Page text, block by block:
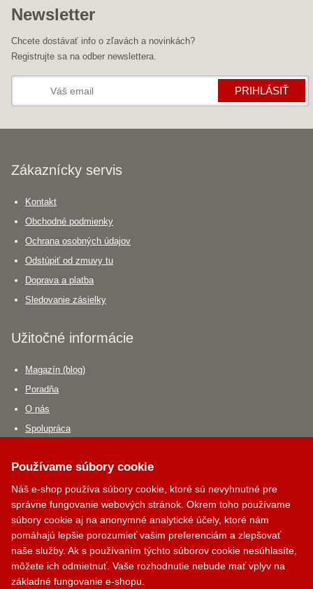
Newsletter
Chcete dostávať info o zľavách a novinkách?
Registrujte sa na odber newslettera.
PRIHLÁSIŤ
Zákaznícky servis
Kontakt
Obchodné podmienky
Ochrana osobných údajov
Odstúpiť od zmuvy tu
Doprava a platba
Sledovanie zásielky
Užitočné informácie
Magazín (blog)
Poradňa
O nás
Spolupráca
Poradňa
Akú krbovú vložku si vybrať?
Aký krbový ventilátor si vybrať?
Aký dymovod si vybrať?
Kontakty
Používame súbory cookie
Náš e-shop používa súbory cookie, ktoré sú nevyhnutné pre
správne fungovanie webových stránok. Okrem toho používame
súbory cookie aj na anonymné analytické účely, ktoré nám
pomáhajú lepšie porozumieť vašim preferenciám a zlepšovať
naše služby. Ak s používaním týchto súborov cookie nesúhlasíte,
môžete ich odmietnuť. Vaše rozhodnutie nebude mať vplyv na
základné fungovanie e-shopu.
Krbík